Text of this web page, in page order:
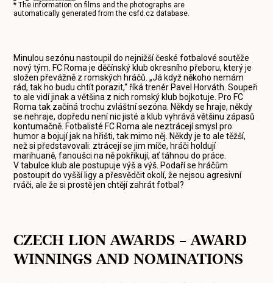
* The information on films and the photographs are
automatically generated from thecsfd.cz database.
Minulou sezónu nastoupil do nejnižší české fotbalové soutěže
nový tým. FC Roma je děčínský klub okresního přeboru, který je
složen převážně z romských hráčů. „Já když někoho nemám
rád, tak ho budu chtít porazit,“ říká trenér Pavel Horváth. Soupeři
to ale vidí jinak a většina z nich romský klub bojkotuje. Pro FC
Roma tak začíná trochu zvláštní sezóna. Někdy se hraje, někdy
se nehraje, dopředu není nic jisté a klub vyhrává většinu zápasů
kontumačně. Fotbalisté FC Roma ale neztrácejí smysl pro
humor a bojují jak na hřišti, tak mimo něj. Někdy je to ale těžší,
než si představovali: ztrácejí se jim míče, hráči holdují
marihuaně, fanoušci na ně pokřikují, ať táhnou do práce.
V tabulce klub ale postupuje výš a výš. Podaří se hráčům
postoupit do vyšší ligy a přesvědčit okolí, že nejsou agresivní
rváči, ale že si prostě jen chtějí zahrát fotbal?
CZECH LION AWARDS – AWARD
WINNINGS AND NOMINATIONS